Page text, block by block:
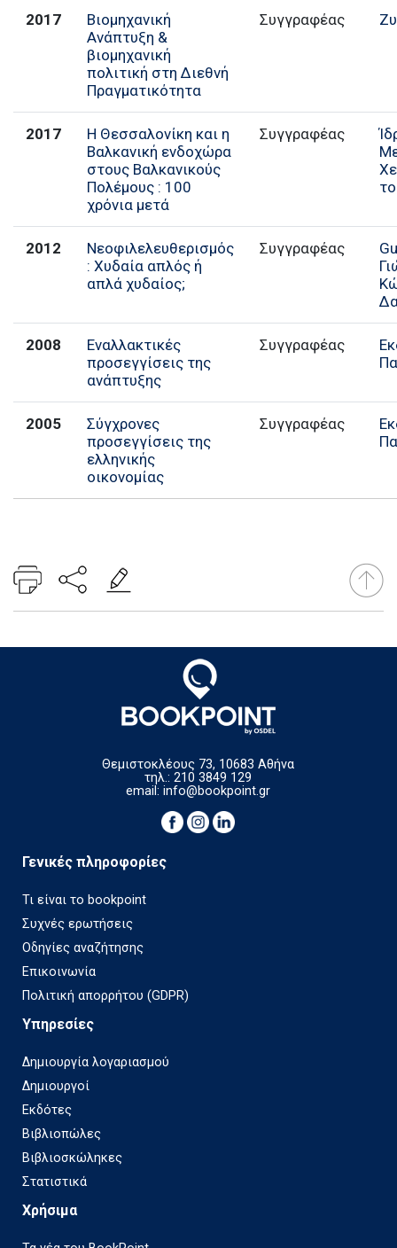
2017
Βιομηχανική
Ανάπτυξη &
βιομηχανική
πολιτική στη Διεθνή
Πραγματικότητα
Συγγραφέας
2017
Η Θεσσαλονίκη και η
Βαλκανική ενδοχώρα
στους Βαλκανικούς
Πολέμους : 100
χρόνια μετά
Συγγραφέας
2012
Νεοφιλελευθερισμός
: Χυδαία απλός ή
απλά χυδαίος;
Συγγραφέας
2008
Εναλλακτικές
προσεγγίσεις της
ανάπτυξης
Συγγραφέας
2005
Σύγχρονες
προσεγγίσεις της
ελληνικής
οικονομίας
Συγγραφέας
Θεμιστοκλέους 73, 10683 Αθήνα
τηλ.: 210 3849 129
email:info@bookpoint.gr
Γενικές πληροφορίες
Τι είναι το bookpoint
Συχνές ερωτήσεις
Οδηγίες αναζήτησης
Επικοινωνία
Πολιτική απορρήτου (GDPR)
Υπηρεσίες
Δημιουργία λογαριασμού
Δημιουργοί
Εκδότες
Βιβλιοπώλες
Βιβλιοσκώληκες
Στατιστικά
Χρήσιμα